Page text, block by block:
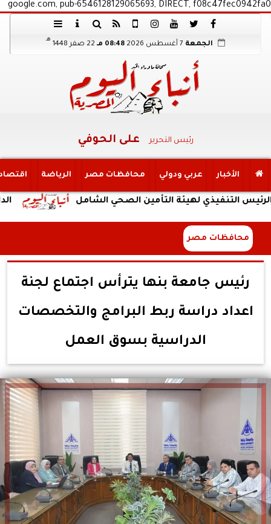
google.com, pub-6546128129065693, DIRECT, f08c47fec0942fa0
الجمعة 08:48 مـ 22 صفر 1448
هـ
رئيس التحرير على الحوفي
الأخبار عربي ودولي محافظات مصر الرياضة
الداخلية: لهيئة التأمين الصحي الشامل
محافظات مصر
رئيس جامعة بنها يترأس اجتماع لجنة
اعداد دراسة ربط البرامج والتخصصات
الدراسية بسوق العمل